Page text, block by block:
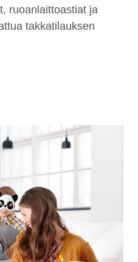
ruoanlaittoastiat ja
takkatilauksen